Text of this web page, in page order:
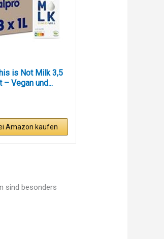
is Not Milk 3,5
– Vegan und...
Amazon kaufen
sind besonders